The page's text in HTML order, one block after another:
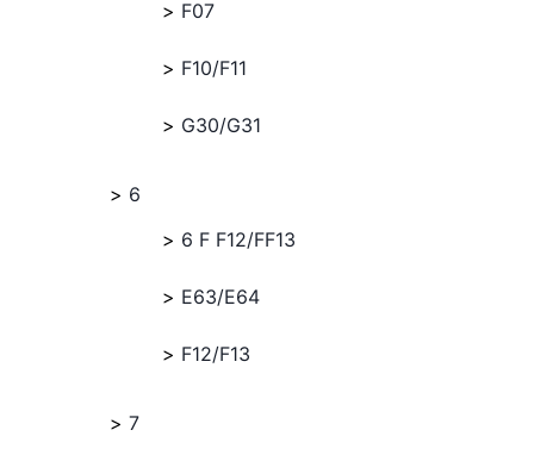
F07
F10/F11
G30/G31
6
6 F F12/FF13
E63/E64
F12/F13
7